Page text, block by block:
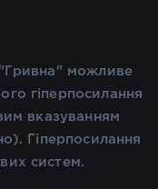
"Гривна" можливе
гіперпосилання
вказуванням
Гіперпосилання
систем.